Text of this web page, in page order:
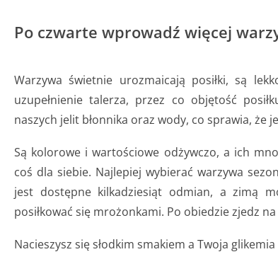
Po czwarte wprowadź więcej
Warzywa świetnie urozmaicają posiłki, są
uzupełnienie talerza, przez co objętość
naszych jelit błonnika oraz wody, co sprawia, że
Są kolorowe i wartościowe odżywczo, a ich
coś dla siebie. Najlepiej wybierać warzywa
jest dostępne kilkadziesiąt odmian, a zimą
posiłkować się mrożonkami. Po obiedzie zjedz
Nacieszysz się słodkim smakiem a Twoja